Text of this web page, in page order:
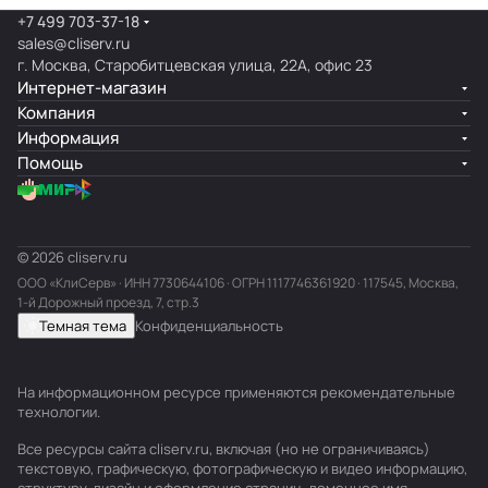
+7 499 703-37-18
sales@cliserv.ru
г. Москва, Старобитцевская улица, 22А, офис 23
Интернет-магазин
Компания
Информация
Помощь
© 2026 cliserv.ru
ООО «КлиСерв» · ИНН7730644106· ОГРН 1117746361920 · 117545, Москва,
1-й Дорожный проезд, 7, стр.3
Темная тема Конфиденциальность
На информационном ресурсе применяются рекомендательные
технологии.
Все ресурсы сайта cliserv.ru, включая (но не ограничиваясь)
текстовую, графическую, фотографическую и видео информацию,